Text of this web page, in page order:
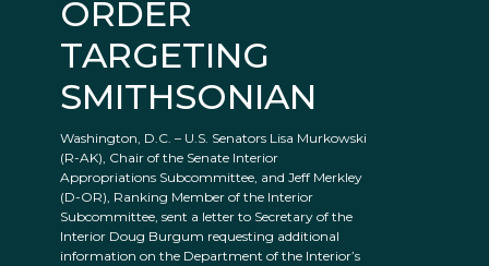
ORDER
TARGETING
SMITHSONIAN
Washington, D.C. – U.S. Senators Lisa Murkowski
(R-AK), Chair of the Senate Interior
Appropriations Subcommittee, and Jeff Merkley
(D-OR), Ranking Member of the Interior
Subcommittee, sent a letter to Secretary of the
Interior Doug Burgum requesting additional
information on the Department of the Interior’s